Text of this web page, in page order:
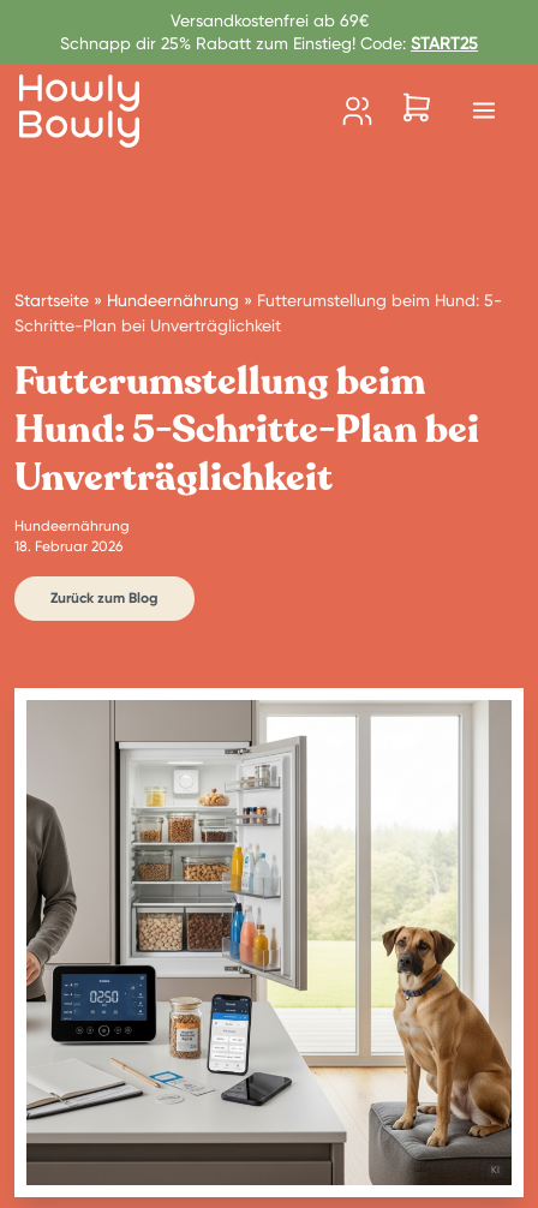
Zum Inhalt springenVersandkostenfrei ab 69€
Schnapp dir 25% Rabatt zum Einstieg! Code: START25
Startseite » Hundeernährung » Futterumstellung beim Hund: 5-
Schritte-Plan bei Unverträglichkeit
Futterumstellung beim
Hund: 5-Schritte-Plan bei
Unverträglichkeit
Hundeernährung
18. Februar 2026
Zurück zum Blog
KIBILD MIT